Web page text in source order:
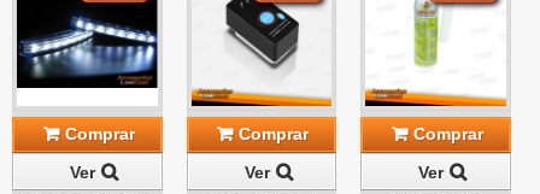
Comprar
Ver
Comprar
Ver
Comprar
Ver